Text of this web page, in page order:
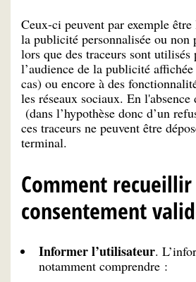
Ceux-ci peuvent par exemple
la publicité personnalisée ou non
lors que des traceurs sont utilisés
l’audience de la publicité
cas) ou encore à des
les réseaux sociaux. En l'absence
(dans l’hypothèse donc d’un
ces traceurs ne peuvent être
terminal.
Comment
consentement
Informer l’utilisateur.
notamment comprendre :